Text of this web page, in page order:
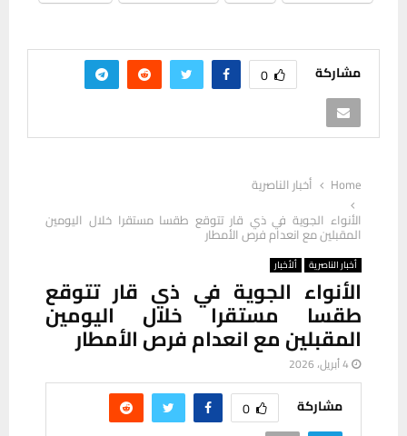
مشاركة 0
Home
أخبار الناصرية
الأنواء الجوية في ذي قار تتوقع طقسا مستقرا خلال اليومين
المقبلين مع انعدام فرص الأمطار
أخبار الناصرية ألأخبار
الأنواء الجوية في ذي قار تتوقع
طقسا مستقرا خلال اليومين
المقبلين مع انعدام فرص الأمطار
4 أبريل، 2026
مشاركة 0